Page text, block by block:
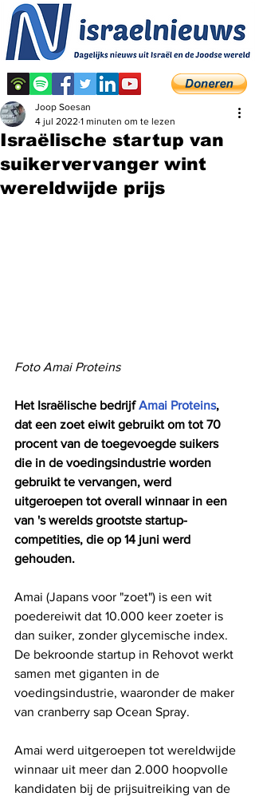
Israëlische startup van
suikervervanger wint
wereldwijde prijs
Joop Soesan
4 jul 2022 1 minuten om te lezen
Foto Amai Proteins
Het Israëlische bedrijf Amai Proteins,
dat een zoet eiwit gebruikt om tot 70
procent van de toegevoegde suikers
die in de voedingsindustrie worden
gebruikt te vervangen, werd
uitgeroepen tot overall winnaar in een
van 's werelds grootste startup-
competities, die op 14 juni werd
gehouden.
Amai (Japans voor "zoet") is een wit
poedereiwit dat 10.000 keer zoeter is
dan suiker, zonder glycemische index.
De bekroonde startup in Rehovot werkt
samen met giganten in de
voedingsindustrie, waaronder de maker
van cranberry sap Ocean Spray.
Amai werd uitgeroepen tot wereldwijde
winnaar uit meer dan 2.000 hoopvolle
kandidaten bij de prijsuitreiking van de